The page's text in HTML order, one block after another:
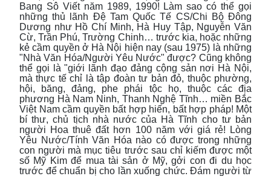
Bang Sô Viết năm 1989, 1990! Làm sao có thể gọi
những thủ lãnh Đệ Tam Quốc Tế CS/Chi Bộ Đông
Dương như Hồ Chí Minh, Hà Huy Tập, Nguyễn Văn
Cừ, Trần Phú, Trường Chinh… trước kia, hoặc những
kẻ cầm quyền ở Hà Nội hiện nay (sau 1975) là những
"Nhà Văn Hóa/Người Yêu Nước" được? Cũng không
thể gọi là "giới lãnh đạo đảng cộng sản nơi Hà Nội,
mà thực tế chỉ là tập đoàn tư bản đỏ, thuộc phường,
hội, băng, đảng, phe phái tộc họ, thuộc các địa
phương Hà Nam Ninh, Thanh Nghệ Tĩnh… miền Bắc
Việt Nam cầm quyền bất hợp hiến, bất hợp pháp! Một
bí thư, chủ tịch nhà nước của Hà Tĩnh cho tư bản
người Hoa thuê đất hơn 100 năm với giá rẻ! Lòng
Yêu Nước/Tính Văn Hóa nào có được trong những
con người mà mục tiêu trước sau chỉ kiếm được một
số Mỹ Kim để mua tài sản ở Mỹ, gởi con đi du học
trước để chuẩn bị cho lần xuống chức. Đám người từ